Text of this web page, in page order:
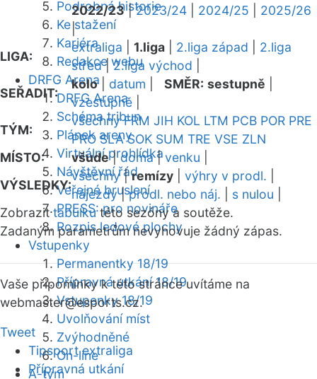
Podrobná historie
Ke stažení
Kariéra
Redakce webu
DRFG Arena
DRFG Arena
Schéma tribun
Plánek areny
Virtuální prohlídka
Návštěvní řád
Veřejné bruslení
PRESS: pro novináře
Rozpis ledové plochy
Vstupenky
Permanentky 18/19
Přípravná utkání 18/19
Vstupenky 18/19
Uvolňování míst
Zvýhodněné
On-line
A-tým
2022/23|2023/24 2024/25
2025/26
|
LIGA:
extraliga 1.liga 2.liga západ
2.liga
střed|2.liga východ
SEŘADIT:
kolo| datum SMĚR: sestupně
vzestupně
TÝM:
všechny FRM JIH KOL LTM PCB POR PRE
PRO SLA SOK SUM TRE VSE ZLN
MÍSTO:
všude|doma|venku
VÝSLEDKY:
všechny|remízy výhry v prodl.
nájezdy|prodl. nebo náj. s nulou
Zobrazittabulkutéto sezóny a soutěže.
Zadaným parametrům nevyhovuje žádný zápas.
Vaše připomínky k této stránce uvítáme na
webmaster@esports.cz.
Tweet
Tipsport extraliga
Přípravná utkání